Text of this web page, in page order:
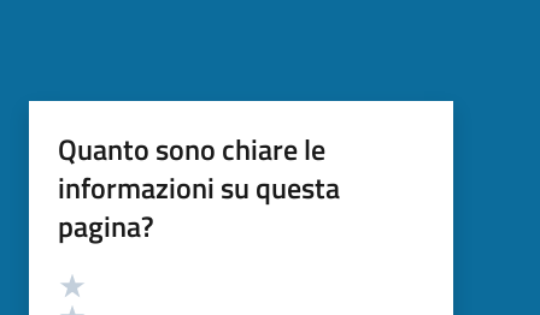
Quanto sono chiare le
informazioni su questa
pagina?
Valutazione